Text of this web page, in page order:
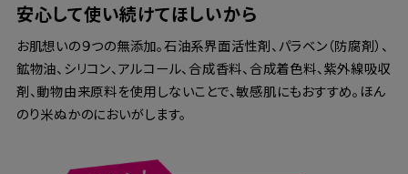
安心して使い続けてほしいから
お肌想いの９つの無添加。石油系界面活性剤、パラベン（防腐剤）、
鉱物油、シリコン、アルコール、合成香料、合成着色料、紫外線吸収
剤、動物由来原料を使用しないことで、敏感肌にもおすすめ。ほん
のり米ぬかのにおいがします。